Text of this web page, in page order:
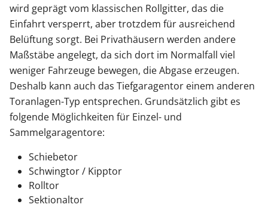
Carports
Anmelden / Registrieren
Kontakt / Hilfe
wird geprägt vom klassischen Rollgitter, das die
Einfahrt versperrt, aber trotzdem für ausreichend
Belüftung sorgt. Bei Privathäusern werden andere
Maßstäbe angelegt, da sich dort im Normalfall viel
weniger Fahrzeuge bewegen, die Abgase erzeugen.
Deshalb kann auch das Tiefgaragentor einem anderen
Toranlagen-Typ entsprechen. Grundsätzlich gibt es
folgende Möglichkeiten für Einzel- und
Sammelgaragentore:
Schiebetor
Schwingtor / Kipptor
Rolltor
Sektionaltor